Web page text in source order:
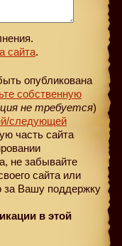
сайта.
опубликована
собственную
не требуется)
/следующей
часть сайта
не забывайте
сайта или
за Вашу поддержку
в этой